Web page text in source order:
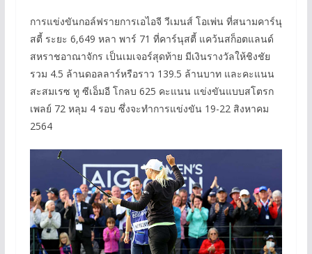
การแข่งขันกอล์ฟรายการเอไอจี วีเมนส์ โอเพ่น ที่สนามคาร์นุ
สตี้ ระยะ 6,649 หลา พาร์ 71 ที่คาร์นุสตี้ แคว้นสก็อตแลนด์
สหราชอาณาจักร เป็นเมเจอร์สุดท้าย มีเงินรางวัลให้ชิงชัย
รวม 4.5 ล้านดอลลาร์หรือราว 139.5 ล้านบาท และคะแนน
สะสมเรซ ทู ซีเอ็มอี โกลบ 625 คะแนน แข่งขันแบบสโตรก
เพลย์ 72 หลุม 4 รอบ ซึ่งจะทำการแข่งขัน 19-22 สิงหาคม
2564